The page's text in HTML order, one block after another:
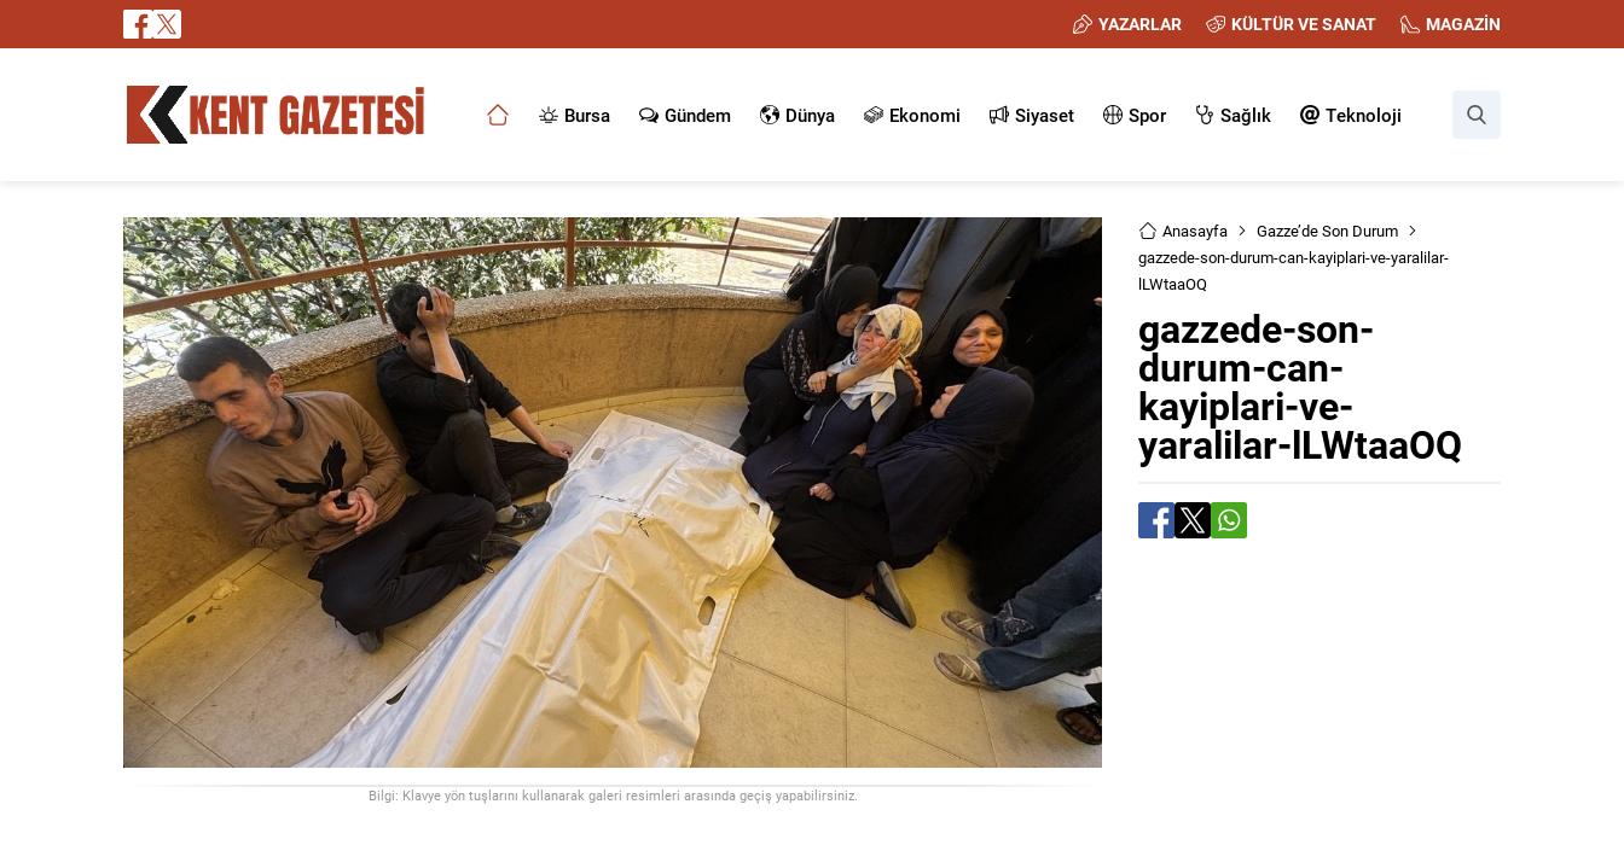
YAZARLAR KÜLTÜR VE SANAT MAGAZİN
Bursa Gündem Dünya Ekonomi Siyaset Spor Sağlık Teknoloji
Bilgi: Klavye yön tuşlarını kullanarak galeri resimleri arasında geçiş yapabilirsiniz.
Anasayfa
Gazze’de Son Durum
gazzede-son-durum-can-kayiplari-ve-yaralilar-
lLWtaaOQ
gazzede-son-
durum-can-
kayiplari-ve-
yaralilar-lLWtaaOQ